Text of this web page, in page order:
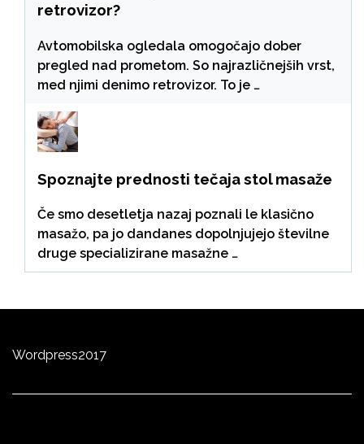
retrovizor?
Avtomobilska ogledala omogočajo dober
pregled nad prometom. So najrazličnejših vrst,
med njimi denimo retrovizor. To je …
Spoznajte prednosti tečaja stol masaže
Če smo desetletja nazaj poznali le klasično
masažo, pa jo dandanes dopolnjujejo številne
druge specializirane masažne …
Wordpress2017